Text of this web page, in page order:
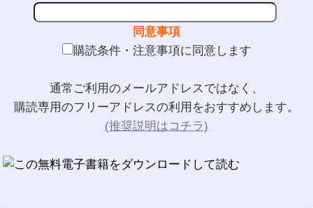
同意事項
購読条件・注意事項に同意します
通常ご利用のメールアドレスではなく、
購読専用のフリーアドレスの利用をおすすめします。
(推奨説明はコチラ)